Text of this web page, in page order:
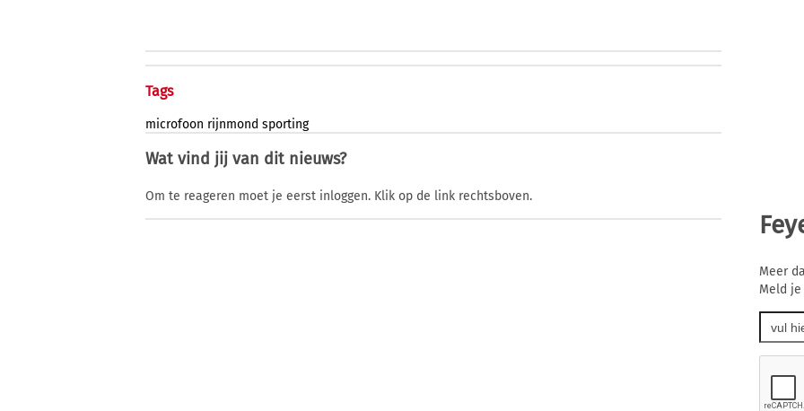
Tags
microfoon rijnmond sporting
Wat vind jij van dit nieuws?
Om te reageren moet je eerst inloggen. Klik op de link rechtsboven.
Meer
Meld